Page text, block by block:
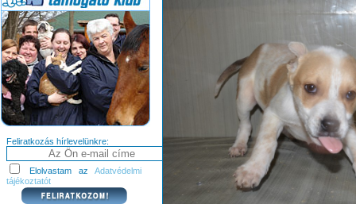
Feliratkozás hírlevelünkre:
Elolvastam az Adatvédelmi
tájékoztatót